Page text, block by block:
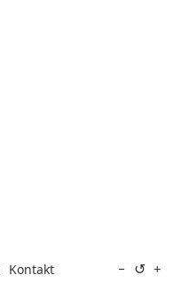
Kontakt − ↺ +